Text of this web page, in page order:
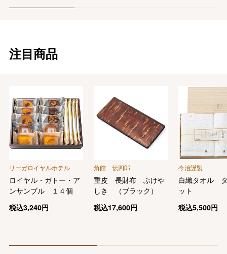
注目商品
リーガロイヤルホテル
ロイヤル・ガトー・ア
ンサンブル １４個
税込3,240円
角館 伝四郎
重皮 長財布 ぶけや
しき （ブラック）
税込17,600円
今治謹製
白織タオル
ット
税込5,500円